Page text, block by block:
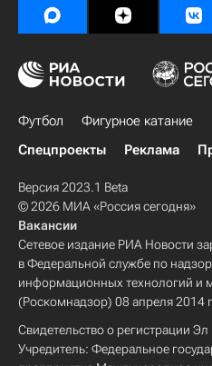
Футбол Фигурное катание
Спецпроекты
Реклама
Версия 2023.1 Beta
© 2026 МИА «Россия сегодня»
Вакансии
Сетевое издание РИА Новости
в Федеральной службе по
информационных технологий и
(Роскомнадзор) 08 апреля 2014
Свидетельство о регистрации
Учредитель: Федеральное